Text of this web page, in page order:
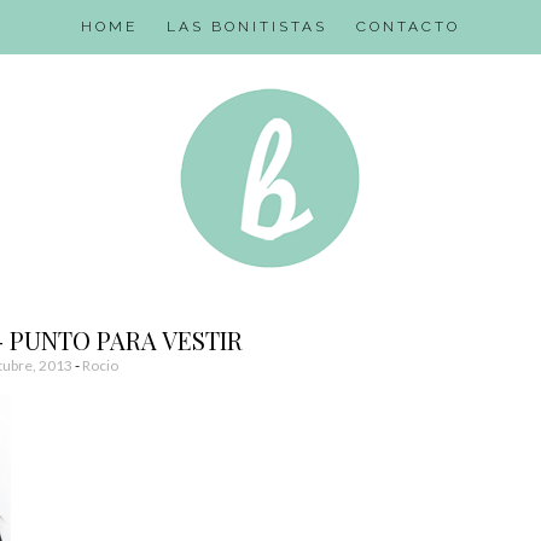
HOME LAS BONITISTAS CONTACTO
PARA VESTIR
2013- Rocio